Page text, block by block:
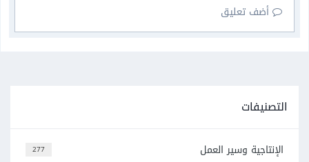
أضف تعليق
التصنيفات
277 الإنتاجية وسير العمل